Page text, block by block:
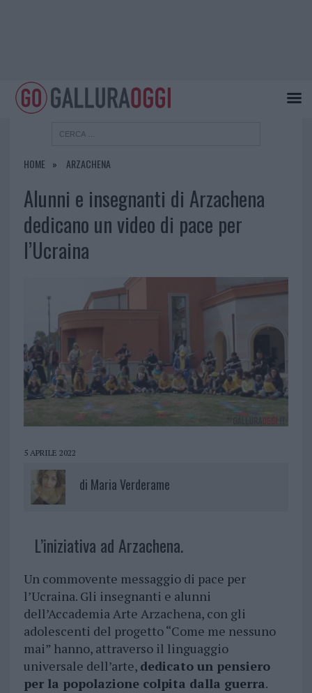
HOME ARZACHENA
Alunni e insegnanti di Arzachena
dedicano un video di pace per
l’Ucraina
5 APRILE 2022
di Maria Verderame
L’iniziativa ad Arzachena.
Un commovente messaggio di pace per
l’Ucraina. Gli insegnanti e alunni
dell’Accademia Arte Arzachena, con gli
adolescenti del progetto “Come me nessuno
mai” hanno, attraverso il linguaggio
universale dell’arte, dedicato un pensiero
per la popolazione colpita dalla guerra.